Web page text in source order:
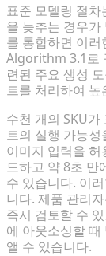
표준 모델링 절
을 늦추는 경우
를 통합하면 이
Algorithm 3.1로
련된 주요 생성
트를 처리하여
수천 개의 SKU
트의 실행 가능
이미지 입력을
드하고 약 8초 만
수 있습니다. 이
니다. 제품 관리
즉시 검토할 수
에 아웃소싱할
앨 수 있습니다.